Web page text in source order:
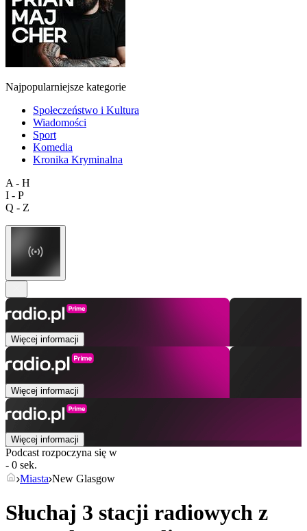
Najpopularniejsze kategorie
Społeczeństwo i Kultura
Wiadomości
Sport
Komedia
Kronika Kryminalna
A - H
I - P
Q - Z
Więcej informacji
Więcej informacji
Więcej informacji
Podcast rozpoczyna się w
- 0 sek.
Miasta New Glasgow
Słuchaj 3 stacji radiowych z